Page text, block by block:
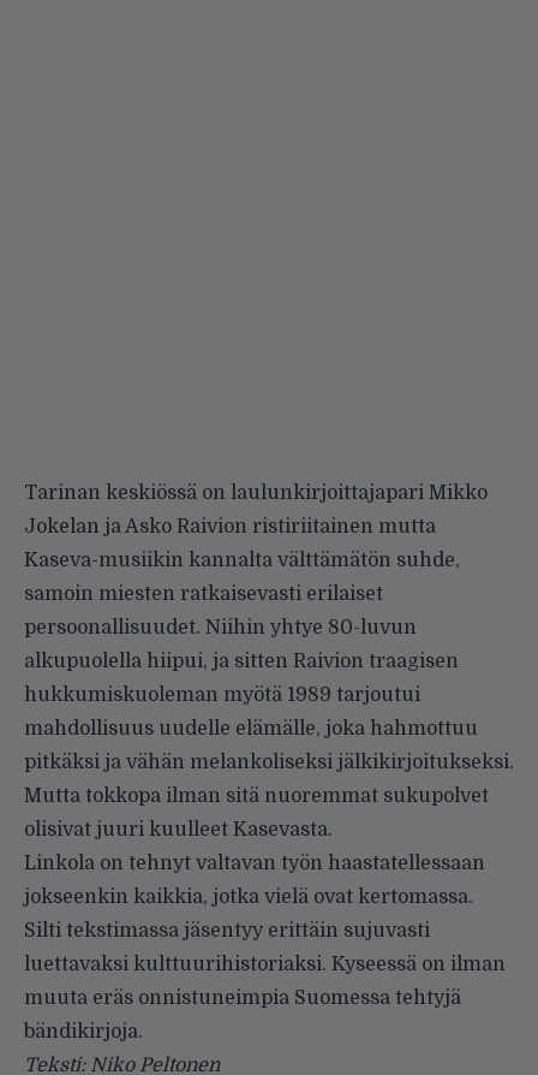
Tarinan keskiössä on laulunkirjoittajapari Mikko
Jokelan ja Asko Raivion ristiriitainen mutta
Kaseva-musiikin kannalta välttämätön suhde,
samoin miesten ratkaisevasti erilaiset
persoonallisuudet. Niihin yhtye 80-luvun
alkupuolella hiipui, ja sitten Raivion traagisen
hukkumiskuoleman myötä 1989 tarjoutui
mahdollisuus uudelle elämälle, joka hahmottuu
pitkäksi ja vähän melankoliseksi jälkikirjoitukseksi.
Mutta tokkopa ilman sitä nuoremmat sukupolvet
olisivat juuri kuulleet Kasevasta.
Linkola on tehnyt valtavan työn haastatellessaan
jokseenkin kaikkia, jotka vielä ovat kertomassa.
Silti tekstimassa jäsentyy erittäin sujuvasti
luettavaksi kulttuurihistoriaksi. Kyseessä on ilman
muuta eräs onnistuneimpia Suomessa tehtyjä
bändikirjoja.
Teksti: Niko Peltonen